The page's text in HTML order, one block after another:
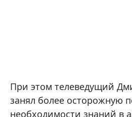
При этом телеведущий
занял более осторожную
необходимости знаний в